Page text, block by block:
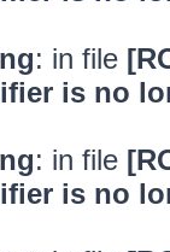
: in file
is no
: in file
is no